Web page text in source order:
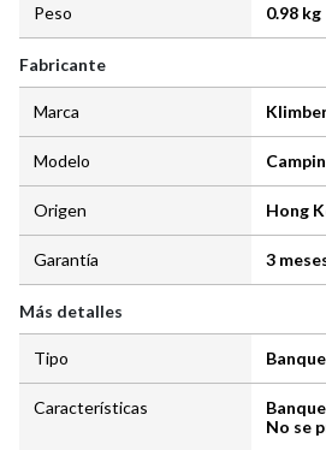
Peso 0.98 kg
Fabricante
Marca
Modelo
Origen Hong
Garantía 3
Más detalles
Tipo
Características
No se